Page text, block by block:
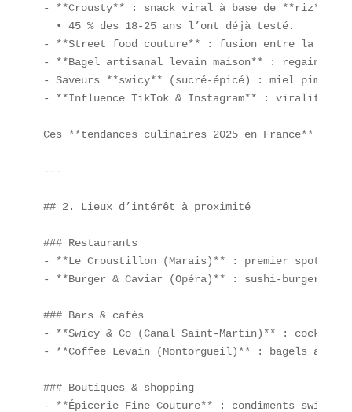
- **Crousty** : snack viral à base de **riz**,
  • 45 % des 18-25 ans l’ont déjà testé.
- **Street food couture** : fusion entre la
- **Bagel artisanal levain maison** : regain
- Saveurs **swicy** (sucré-épicé) : miel
- **Influence TikTok & Instagram** : viralité
Ces **tendances culinaires 2025 en France**
---
## 2. Lieux d’intérêt à proximité
### Restaurants
- **Le Croustillon (Marais)** : premier spot 100
- **Burger & Caviar (Opéra)** : sushi-burgers
### Bars & cafés
- **Swicy & Co (Canal Saint-Martin)** :
- **Coffee Levain (Montorgueil)** : bagels
### Boutiques & shopping
- **Épicerie Fine Couture** : condiments